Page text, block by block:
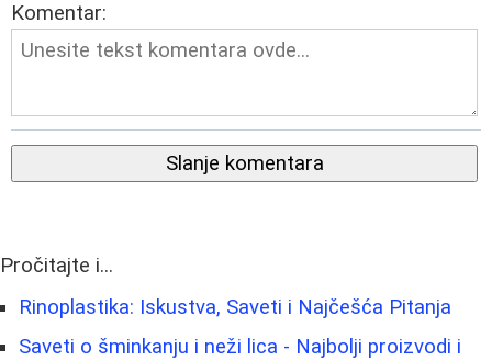
Komentar:
Slanje komentara
Pročitajte i...
Rinoplastika: Iskustva, Saveti i Najčešća Pitanja
Saveti o šminkanju i neži lica - Najbolji proizvodi i